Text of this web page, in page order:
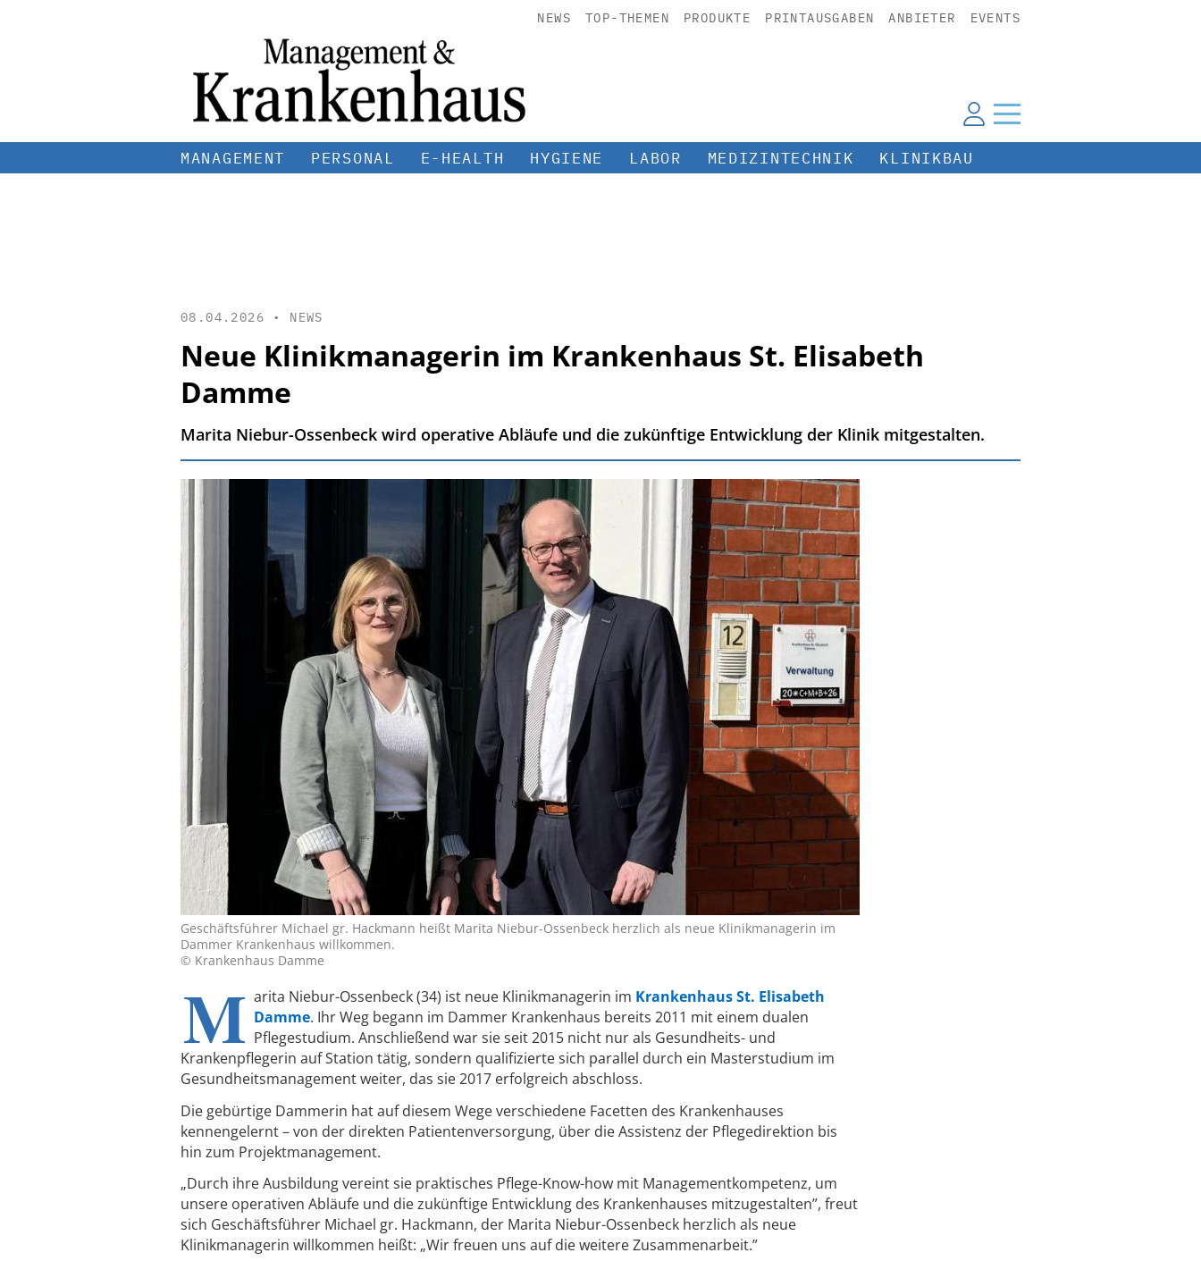
NEWS TOP-THEMEN PRODUKTE PRINTAUSGABEN ANBIETER EVENTS
MANAGEMENT PERSONAL E-HEALTH HYGIENE LABOR MEDIZINTECHNIK KLINIKBAU
08.04.2026 • NEWS
Neue Klinikmanagerin im Krankenhaus St. Elisabeth
Damme
Marita Niebur-Ossenbeck wird operative Abläufe und die zukünftige Entwicklung der Klinik mitgestalten.
Geschäftsführer Michael gr. Hackmann heißt Marita Niebur-Ossenbeck herzlich als neue Klinikmanagerin im
Dammer Krankenhaus willkommen.
© Krankenhaus Damme
M arita Niebur-Ossenbeck (34) ist neue Klinikmanagerin im Krankenhaus St. Elisabeth
Damme. Ihr Weg begann im Dammer Krankenhaus bereits 2011 mit einem dualen
Pflegestudium. Anschließend war sie seit 2015 nicht nur als Gesundheits- und
Krankenpflegerin auf Station tätig, sondern qualifizierte sich parallel durch ein Masterstudium im
Gesundheitsmanagement weiter, das sie 2017 erfolgreich abschloss.
Die gebürtige Dammerin hat auf diesem Wege verschiedene Facetten des Krankenhauses
kennengelernt – von der direkten Patientenversorgung, über die Assistenz der Pflegedirektion bis
hin zum Projektmanagement.
„Durch ihre Ausbildung vereint sie praktisches Pflege-Know-how mit Managementkompetenz, um
unsere operativen Abläufe und die zukünftige Entwicklung des Krankenhauses mitzugestalten”, freut
sich Geschäftsführer Michael gr. Hackmann, der Marita Niebur-Ossenbeck herzlich als neue
Klinikmanagerin willkommen heißt: „Wir freuen uns auf die weitere Zusammenarbeit.”